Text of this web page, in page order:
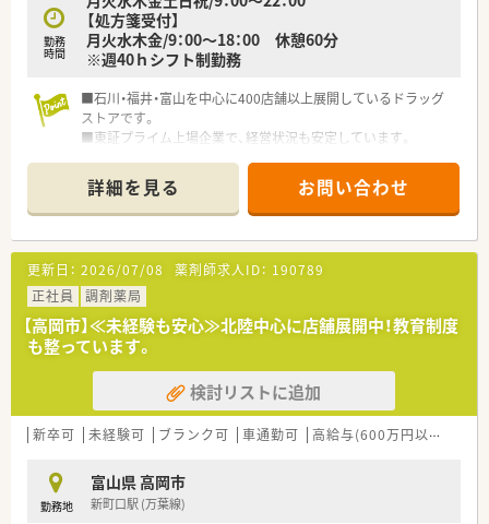
勤務
時間
【処方箋受付】
月火水木金/9：00～18：00 休憩60分
※週40ｈシフト制勤務
■石川・福井・富山を中心に400店舗以上展開しているドラッグ
ストアです。
■東証プライム上場企業で、経営状況も安定しています。
詳細を見る お問い合わせ
更新日： 2026/07/08 薬剤師求人ID： 190789
正社員
調剤薬局
【高岡市】≪未経験も安心≫北陸中心に店舗展開中！教育制度
も整っています。
検討リストに追加
新卒可 未経験可 ブランク可 車通勤可 高給与(600万円以上)
勤務地
富山県 高岡市
新町口駅 (万葉線)